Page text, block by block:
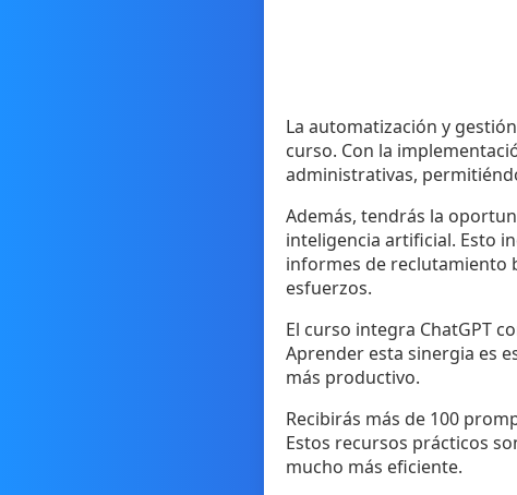
La automatización y
curso. Con la
administrativas,
Además, tendrás la
inteligencia artificial. Esto
informes de reclutamiento
esfuerzos.
El curso integra ChatGPT
Aprender esta sinergia es
más productivo.
Recibirás más de 100
Estos recursos prácticos
mucho más eficiente.